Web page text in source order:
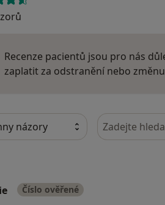
Recenze pacientů jsou pro nás
zaplatit za odstranění nebo
Hledejte v
Číslo ověřené